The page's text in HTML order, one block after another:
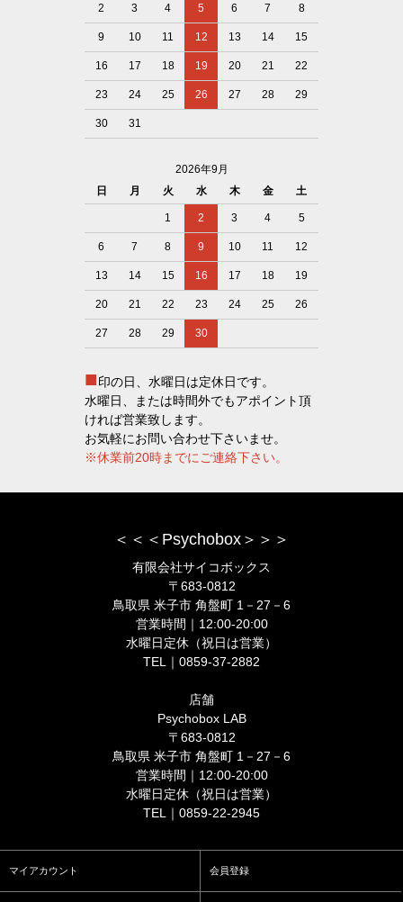
2 3 4 5 6 7 8
9 10 11 12 13 14 15
16 17 18 19 20 21 22
23 24 25 26 27 28 29
30 31
2026年9月
日
月 火 水 木 金 土
1 2 3 4 5
6 7 8 9 10 11 12
13 14 15 16 17 18 19
20 21 22 23 24 25 26
27 28 29 30
■印の日、水曜日は定休日です。
水曜日、または時間外でもアポイント頂
ければ営業致します。
お気軽にお問い合わせ下さいませ。
※休業前20時までにご連絡下さい。
＜＜＜Psychobox＞＞＞
有限会社サイコボックス
〒683-0812
鳥取県 米子市 角盤町 1－27－6
営業時間｜12:00-20:00
水曜日定休（祝日は営業）
TEL｜0859-37-2882
店舗
Psychobox LAB
〒683-0812
鳥取県 米子市 角盤町 1－27－6
営業時間｜12:00-20:00
水曜日定休（祝日は営業）
TEL｜0859-22-2945
マイアカウント 会員登録